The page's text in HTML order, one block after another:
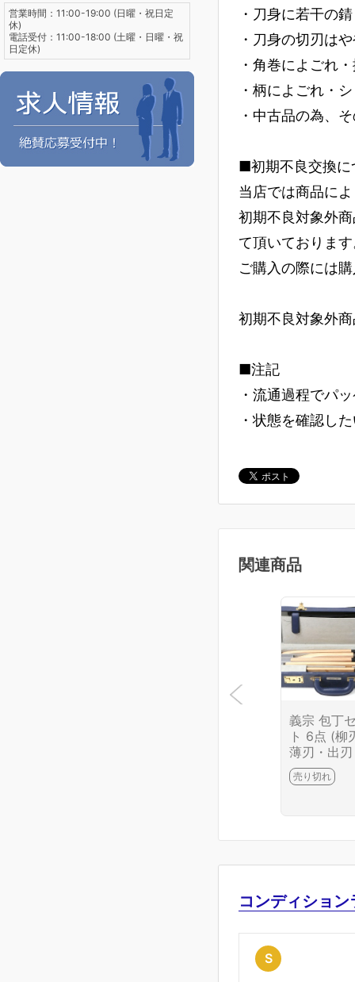
・刀身に若干の
・刀身の切刃は
・角巻によごれ
・柄によごれ・
・中古品の為、
■初期不良交換に
当店では商品に
初期不良対象外
て頂いておりま
ご購入の際には
初期不良対象外
■注記
・流通過程でパ
・状態を確認し
関連商品
義宗 包丁
ト 6点 (柳
薄刃・出
牛刀・ペテ
ィ・中華)
3-2J10
売り切れ
コンディション
S
営業時間：11:00-19:00 (日曜・祝日定
休)
電話受付：11:00-18:00 (土曜・日曜・祝
日定休)